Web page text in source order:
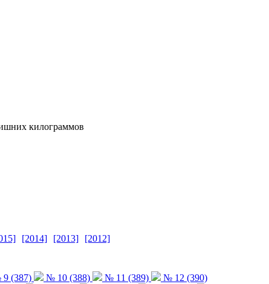
килограммов
[2014] [2013] [2012]
(387) № 10 (388) № 11 (389)
№ 12 (390)